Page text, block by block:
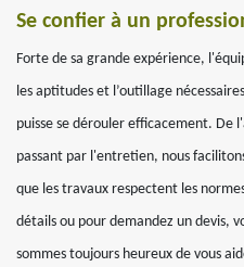
Se confier à un
Forte de sa grande expérience,
les aptitudes et l’outillage
puisse se dérouler efficacement. De
passant par l'entretien, nous
que les travaux respectent les
détails ou pour demandez un devis,
sommes toujours heureux de vous